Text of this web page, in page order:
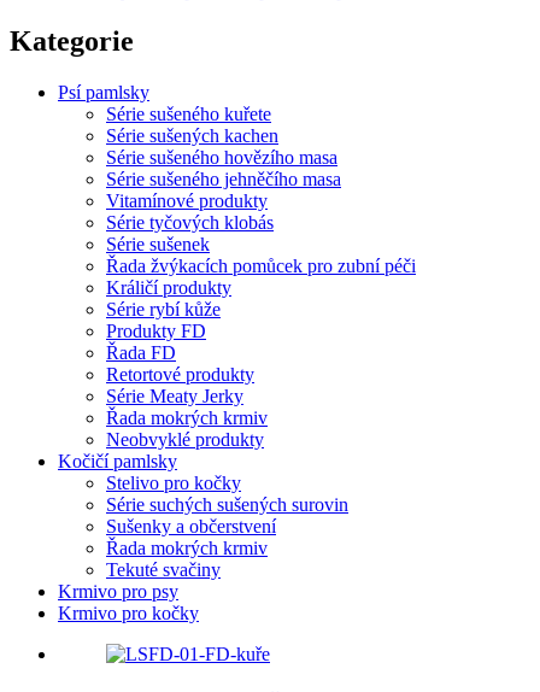
Kategorie
Psí pamlsky
Série sušeného kuřete
Série sušených kachen
Série sušeného hovězího masa
Série sušeného jehněčího masa
Vitamínové produkty
Série tyčových klobás
Série sušenek
Řada žvýkacích pomůcek pro zubní péči
Králičí produkty
Série rybí kůže
Produkty FD
Řada FD
Retortové produkty
Série Meaty Jerky
Řada mokrých krmiv
Neobvyklé produkty
Kočičí pamlsky
Stelivo pro kočky
Série suchých sušených surovin
Sušenky a občerstvení
Řada mokrých krmiv
Tekuté svačiny
Krmivo pro psy
Krmivo pro kočky